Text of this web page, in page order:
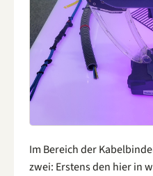
Im Bereich der
zwei: Erstens den hier in